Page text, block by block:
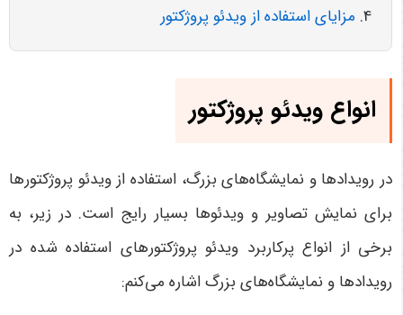
مزایای استفاده از ویدئو پروژکتور
انواع ویدئو پروژکتور
در رویدادها و نمایشگاه‌های بزرگ، استفاده از ویدئو پروژکتورها
برای نمایش تصاویر و ویدئوها بسیار رایج است. در زیر، به
برخی از انواع پرکاربرد ویدئو پروژکتورهای استفاده شده در
رویدادها و نمایشگاه‌های بزرگ اشاره می‌کنم: